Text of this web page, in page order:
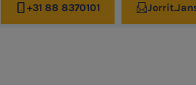
+31 88 8370101